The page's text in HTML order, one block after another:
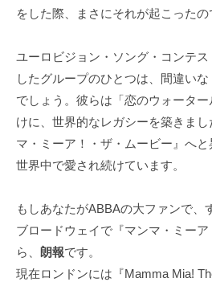
をした際、まさにそれが起こったの
ユーロビジョン・ソング・コンテ
したグループのひとつは、間違い
でしょう。彼らは「恋のウォータ
けに、世界的なレガシーを築きま
マ・ミーア！・ザ・ムービー』へ
世界中で愛され続けています。
もしあなたがABBAの大ファンで、
ブロードウェイで『マンマ・ミー
ら、 朗報です。
現在ロンドンには『Mamma Mia!